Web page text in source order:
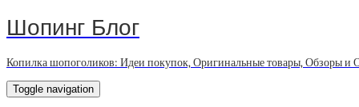
Шопинг Блог
Копилка шопоголиков: Идеи покупок, Оригинальные товары, Обзоры и
Toggle navigation